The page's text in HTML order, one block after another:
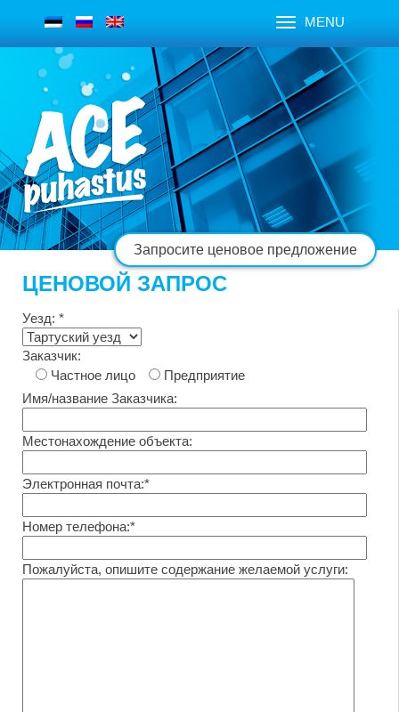
MENU
Запросите ценовое предложение
ЦЕНОВОЙ ЗАПРОС
Уезд: *
Заказчик:
Частное лицо
Предприятие
Имя/название Заказчика:
Местонахождение объекта:
Электронная почта:*
Номер телефона:*
Пожалуйста, опишите содержание желаемой услуги: